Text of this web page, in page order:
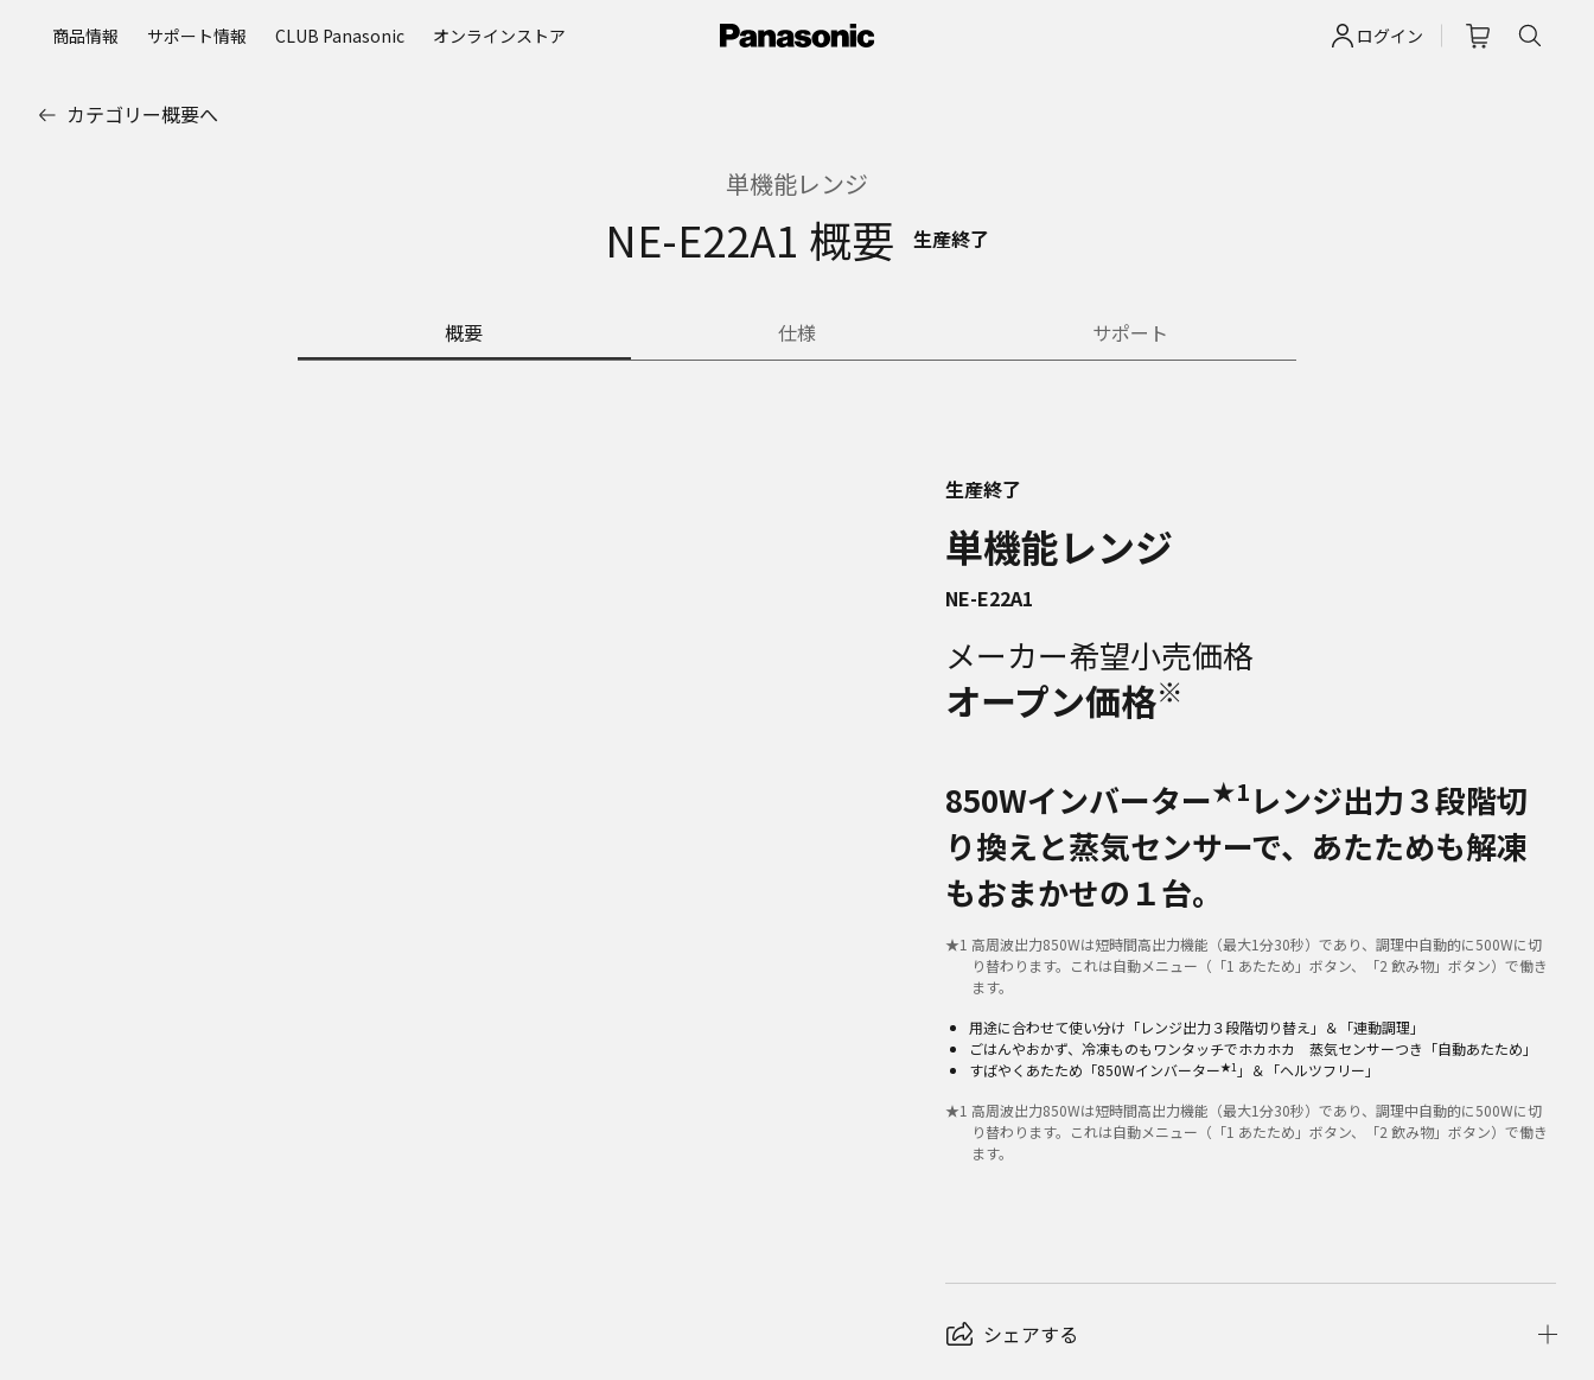
ログイン
商品情報 サポート情報 CLUB Panasonic オンラインストア
カテゴリー概要へ
単機能レンジ
NE-E22A1 概要 生産終了
概要 仕様 サポート
生産終了
単機能レンジ
NE-E22A1
メーカー希望小売価格
オープン価格※
850Wインバーター★1 レンジ出力３段階切
り換えと蒸気センサーで、あたためも解凍
もおまかせの１台。
★1 高周波出力850Wは短時間高出力機能（最大1分30秒）であり、調理中自動的に500Wに切
り替わります。これは自動メニュー（「1 あたため」ボタン、「2 飲み物」ボタン）で働き
ます。
用途に合わせて使い分け「レンジ出力３段階切り替え」＆「連動調理」
ごはんやおかず、冷凍ものもワンタッチでホカホカ 蒸気センサーつき「自動あたため」
すばやくあたため「850Wインバーター★1 」＆「ヘルツフリー」
★1 高周波出力850Wは短時間高出力機能（最大1分30秒）であり、調理中自動的に500Wに切
り替わります。これは自動メニュー（「1 あたため」ボタン、「2 飲み物」ボタン）で働き
ます。
シェアする